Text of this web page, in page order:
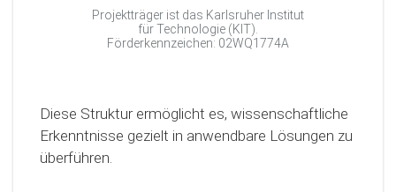
Projektträger ist das Karlsruher Institut
für Technologie (KIT).
Förderkennzeichen: 02WQ1774A
Diese Struktur ermöglicht es, wissenschaftliche
Erkenntnisse gezielt in anwendbare Lösungen zu
überführen.